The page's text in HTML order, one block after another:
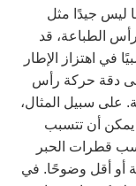
ليس جيدًا مثل
الطباعة، قد
في اهتزاز الإطار
دقة حركة رأس
على سبيل المثال،
يمكن أن تتسبب
قطرات الحبر
أو أقل وضوحًا. في